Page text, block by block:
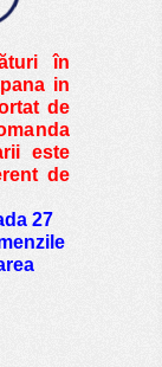
în
in
de
este
de
27